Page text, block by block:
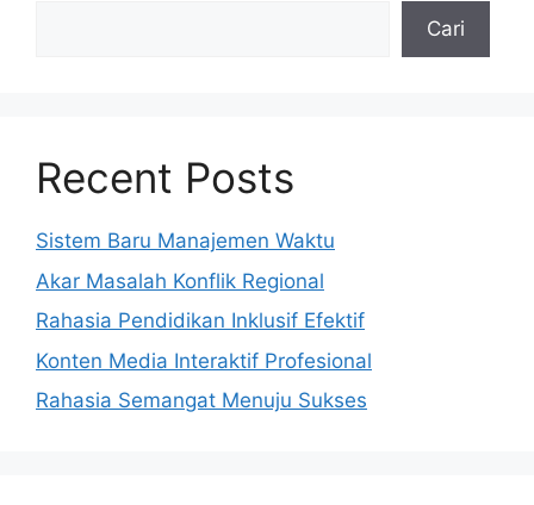
Cari
Recent Posts
Sistem Baru Manajemen Waktu
Akar Masalah Konflik Regional
Rahasia Pendidikan Inklusif Efektif
Konten Media Interaktif Profesional
Rahasia Semangat Menuju Sukses